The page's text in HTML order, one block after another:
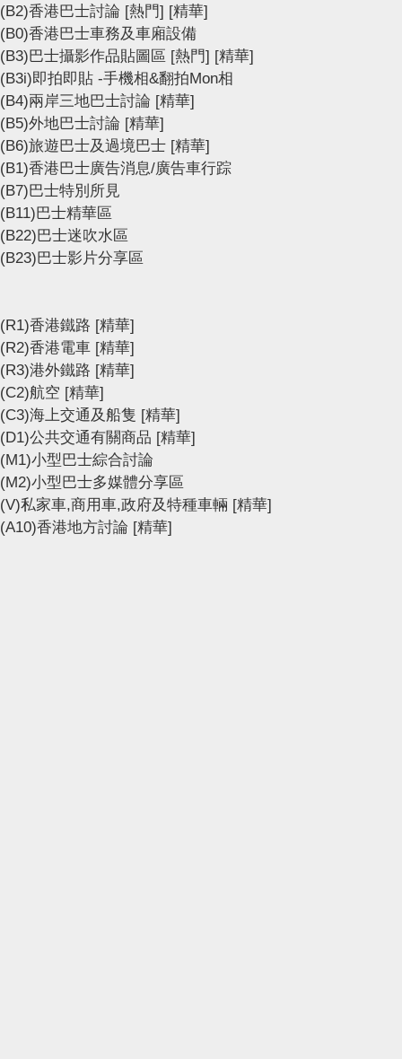
(B2)香港巴士討論 [熱門] [精華]
(B0)香港巴士車務及車廂設備
(B3)巴士攝影作品貼圖區 [熱門] [精華]
(B3i)即拍即貼 -手機相&翻拍Mon相
(B4)兩岸三地巴士討論 [精華]
(B5)外地巴士討論 [精華]
(B6)旅遊巴士及過境巴士 [精華]
(B1)香港巴士廣告消息/廣告車行踪
(B7)巴士特別所見
(B11)巴士精華區
(B22)巴士迷吹水區
(B23)巴士影片分享區
(R1)香港鐵路 [精華]
(R2)香港電車 [精華]
(R3)港外鐵路 [精華]
(C2)航空 [精華]
(C3)海上交通及船隻 [精華]
(D1)公共交通有關商品 [精華]
(M1)小型巴士綜合討論
(M2)小型巴士多媒體分享區
(V)私家車,商用車,政府及特種車輛 [精華]
(A10)香港地方討論 [精華]